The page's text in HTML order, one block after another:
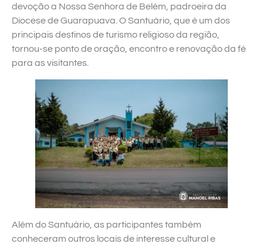
devoção a Nossa Senhora de Belém, padroeira da
Diocese de Guarapuava. O Santuário, que é um dos
principais destinos de turismo religioso da região,
tornou-se ponto de oração, encontro e renovação da fé
para as visitantes.
Além do Santuário, as participantes também
conheceram outros locais de interesse cultural e